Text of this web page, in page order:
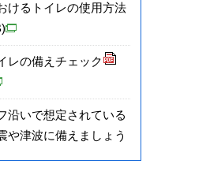
けるトイレの使用方法
レの備えチェック
沿いで想定されている
や津波に備えましょう